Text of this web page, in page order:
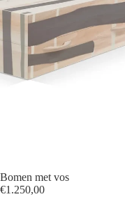
Bomen met vos
€1.250,00